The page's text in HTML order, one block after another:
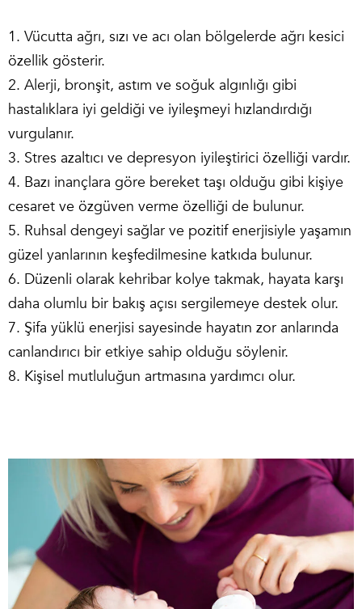
1. Vücutta ağrı, sızı ve acı olan bölgelerde ağrı kesici
özellik gösterir.
2. Alerji, bronşit, astım ve soğuk algınlığı gibi
hastalıklara iyi geldiği ve iyileşmeyi hızlandırdığı
vurgulanır.
3. Stres azaltıcı ve depresyon iyileştirici özelliği vardır.
4. Bazı inançlara göre bereket taşı olduğu gibi kişiye
cesaret ve özgüven verme özelliği de bulunur.
5. Ruhsal dengeyi sağlar ve pozitif enerjisiyle yaşamın
güzel yanlarının keşfedilmesine katkıda bulunur.
6. Düzenli olarak kehribar kolye takmak, hayata karşı
daha olumlu bir bakış açısı sergilemeye destek olur.
7. Şifa yüklü enerjisi sayesinde hayatın zor anlarında
canlandırıcı bir etkiye sahip olduğu söylenir.
8. Kişisel mutluluğun artmasına yardımcı olur.